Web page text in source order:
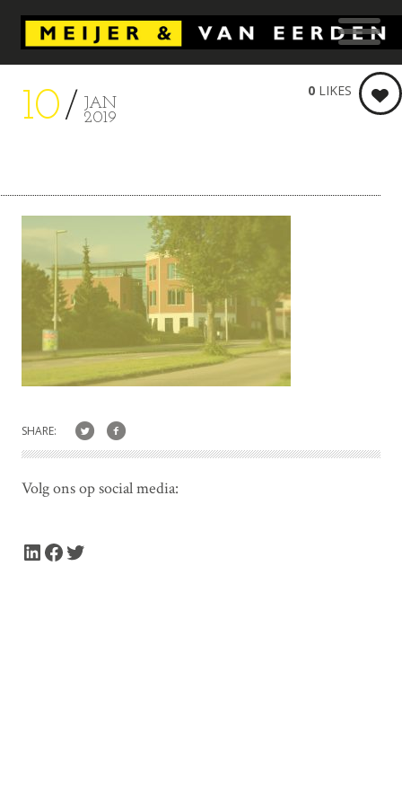
10
JAN
2019
0 LIKES
SHARE:
Volg ons op social media:
LinkedIn Facebook